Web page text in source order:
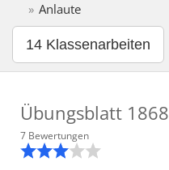
Anlaute
14 Klassenarbeiten
Übungsblatt 1868
7 Bewertungen